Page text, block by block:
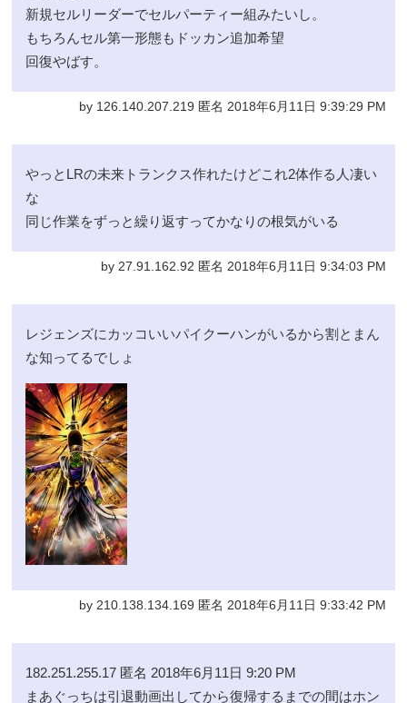
新規セルリーダーでセルパーティー組みたいし。
もちろんセル第一形態もドッカン追加希望
回復やばす。
by 126.140.207.219 匿名 2018年6月11日 9:39:29 PM
やっとLRの未来トランクス作れたけどこれ2体作る人凄い
な
同じ作業をずっと繰り返すってかなりの根気がいる
by 27.91.162.92 匿名 2018年6月11日 9:34:03 PM
レジェンズにカッコいいパイクーハンがいるから割とまん
な知ってるでしょ
by 210.138.134.169 匿名 2018年6月11日 9:33:42 PM
182.251.255.17 匿名 2018年6月11日 9:20 PM
まあぐっちは引退動画出してから復帰するまでの間はホン